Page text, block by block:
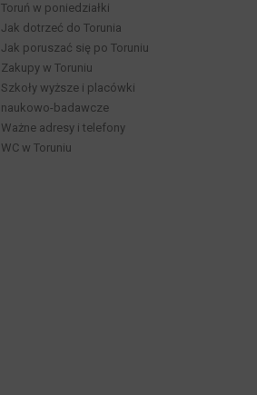
Toruń w poniedziałki
Jak dotrzeć do Torunia
Jak poruszać się po Toruniu
Zakupy w Toruniu
Szkoły wyższe i placówki
naukowo-badawcze
Ważne adresy i telefony
WC w Toruniu